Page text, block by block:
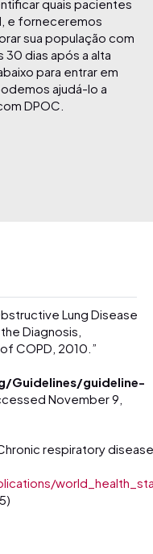
quais pacientes
e forneceremos
sua população com
dias após a alta
para entrar em
ajudá-lo a
DPOC.
Lung Disease
Diagnosis,
COPD, 2010.”
guideline-
November 9,
respiratory